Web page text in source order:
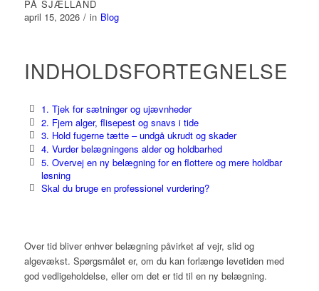
PÅ SJÆLLAND
april 15, 2026 / in Blog
INDHOLDSFORTEGNELSE
1. Tjek for sætninger og ujævnheder
2. Fjern alger, flisepest og snavs i tide
3. Hold fugerne tætte – undgå ukrudt og skader
4. Vurder belægningens alder og holdbarhed
5. Overvej en ny belægning for en flottere og mere holdbar
løsning
Skal du bruge en professionel vurdering?
Over tid bliver enhver belægning påvirket af vejr, slid og
algevækst. Spørgsmålet er, om du kan forlænge levetiden med
god vedligeholdelse, eller om det er tid til en ny belægning.